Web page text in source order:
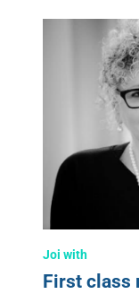
Joi with
First class